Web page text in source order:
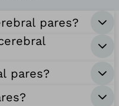
pares?
pares?